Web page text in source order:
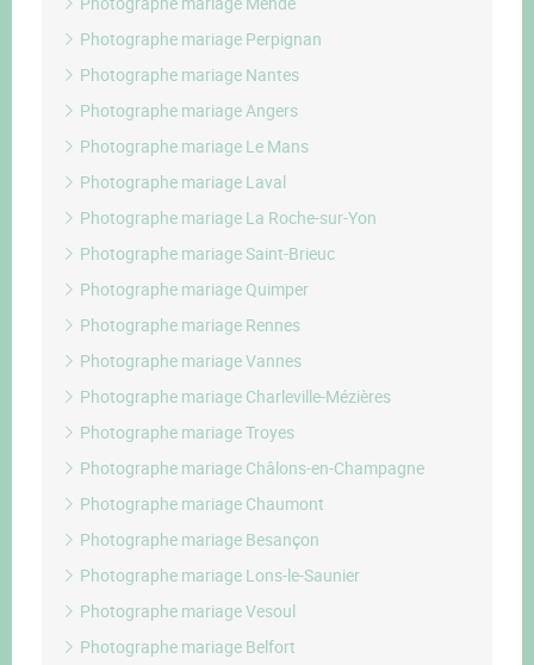
Photographe mariage Perpignan
Photographe mariage Nantes
Photographe mariage Angers
Photographe mariage Le Mans
Photographe mariage Laval
Photographe mariage La Roche-sur-Yon
Photographe mariage Saint-Brieuc
Photographe mariage Quimper
Photographe mariage Rennes
Photographe mariage Vannes
Photographe mariage Charleville-Mézières
Photographe mariage Troyes
Photographe mariage Châlons-en-Champagne
Photographe mariage Chaumont
Photographe mariage Besançon
Photographe mariage Lons-le-Saunier
Photographe mariage Vesoul
Photographe mariage Belfort